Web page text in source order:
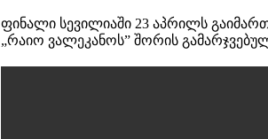
ფინალი სევილიაში 23 აპრილს
„რაიო ვალეკანოს” შორის